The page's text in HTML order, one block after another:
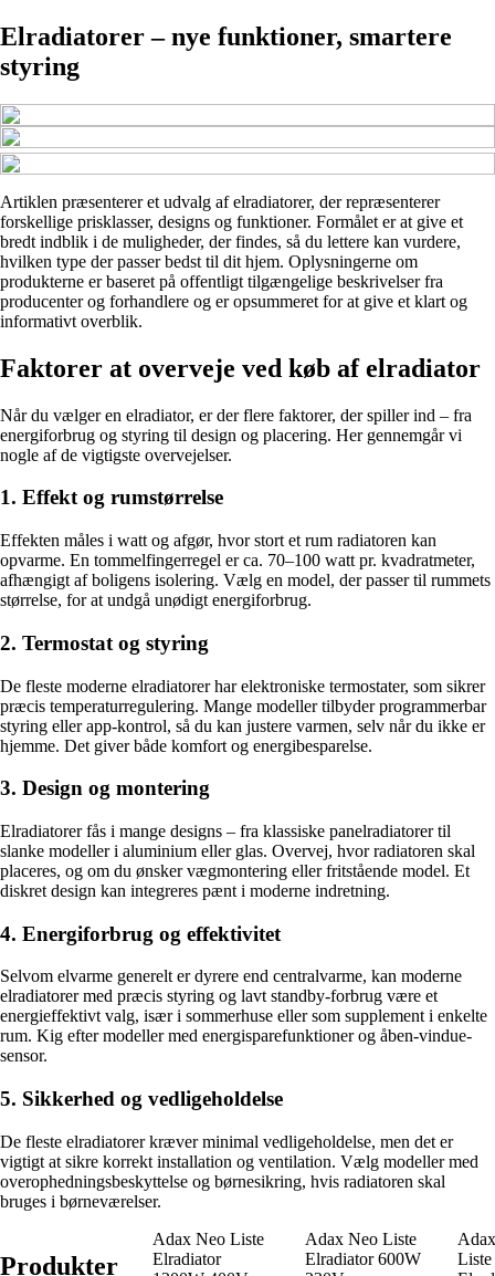
Elradiatorer – nye funktioner, smartere
styring
Artiklen præsenterer et udvalg af elradiatorer, der repræsenterer
forskellige prisklasser, designs og funktioner. Formålet er at give et
bredt indblik i de muligheder, der findes, så du lettere kan vurdere,
hvilken type der passer bedst til dit hjem. Oplysningerne om
produkterne er baseret på offentligt tilgængelige beskrivelser fra
producenter og forhandlere og er opsummeret for at give et klart og
informativt overblik.
Faktorer at overveje ved køb af elradiator
Når du vælger en elradiator, er der flere faktorer, der spiller ind – fra
energiforbrug og styring til design og placering. Her gennemgår vi
nogle af de vigtigste overvejelser.
1. Effekt og rumstørrelse
Effekten måles i watt og afgør, hvor stort et rum radiatoren kan
opvarme. En tommelfingerregel er ca. 70–100 watt pr. kvadratmeter,
afhængigt af boligens isolering. Vælg en model, der passer til rummets
størrelse, for at undgå unødigt energiforbrug.
2. Termostat og styring
De fleste moderne elradiatorer har elektroniske termostater, som sikrer
præcis temperaturregulering. Mange modeller tilbyder programmerbar
styring eller app-kontrol, så du kan justere varmen, selv når du ikke er
hjemme. Det giver både komfort og energibesparelse.
3. Design og montering
Elradiatorer fås i mange designs – fra klassiske panelradiatorer til
slanke modeller i aluminium eller glas. Overvej, hvor radiatoren skal
placeres, og om du ønsker vægmontering eller fritstående model. Et
diskret design kan integreres pænt i moderne indretning.
4. Energiforbrug og effektivitet
Selvom elvarme generelt er dyrere end centralvarme, kan moderne
elradiatorer med præcis styring og lavt standby-forbrug være et
energieffektivt valg, især i sommerhuse eller som supplement i enkelte
rum. Kig efter modeller med energisparefunktioner og åben-vindue-
sensor.
5. Sikkerhed og vedligeholdelse
De fleste elradiatorer kræver minimal vedligeholdelse, men det er
vigtigt at sikre korrekt installation og ventilation. Vælg modeller med
overophedningsbeskyttelse og børnesikring, hvis radiatoren skal
bruges i børneværelser.
Produkter
Adax Neo Liste
Elradiator
Adax Neo Liste
Elradiator 600W
Liste